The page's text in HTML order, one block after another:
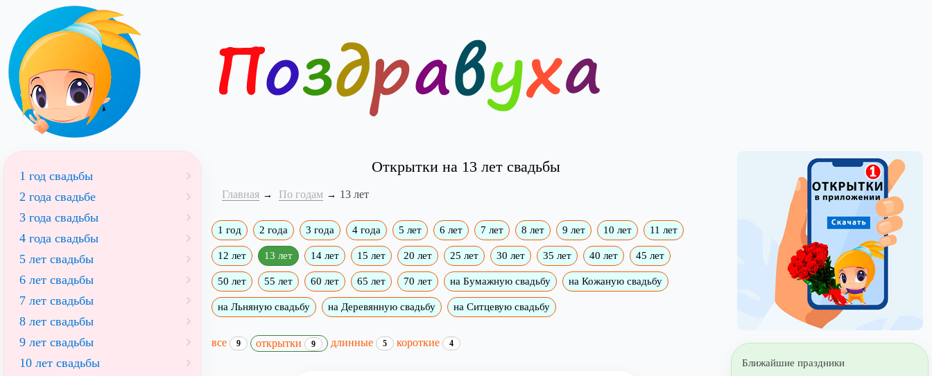
Открытки на 13 лет свадьбы
Главная По годам 13 лет
1 год 2 года 3 года 4 года 5 лет 6 лет 7 лет 8 лет 9 лет 10 лет 11 лет
12 лет 13 лет 14 лет 15 лет 20 лет 25 лет 30 лет 35 лет 40 лет 45 лет
50 лет 55 лет 60 лет 65 лет 70 лет на Бумажную свадьбу на Кожаную свадьбу
на Льняную свадьбу на Деревянную свадьбу на Ситцевую свадьбу
все 9 открытки 9 длинные 5 короткие 4
1 год свадьбы
2 года свадьбе
3 года свадьбы
4 года свадьбы
5 лет свадьбы
6 лет свадьбы
7 лет свадьбы
8 лет свадьбы
9 лет свадьбы
10 лет свадьбы
Ближайшие праздники